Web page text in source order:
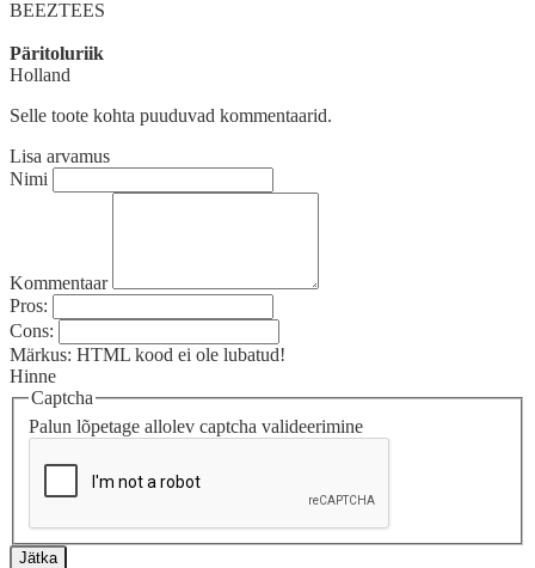
BEEZTEES
Päritoluriik
Holland
Selle toote kohta puuduvad kommentaarid.
Lisa arvamus
Nimi
Kommentaar
Pros:
Cons:
Märkus: HTML kood ei ole lubatud!
Hinne
Captcha
Palun lõpetage allolev captcha valideerimine
Jätka